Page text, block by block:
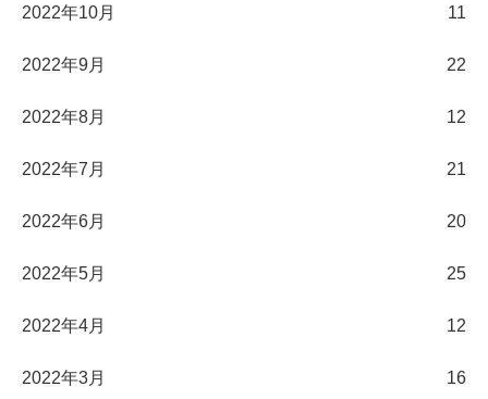
2022年10月 11
2022年9月 22
2022年8月 12
2022年7月 21
2022年6月 20
2022年5月 25
2022年4月 12
2022年3月 16